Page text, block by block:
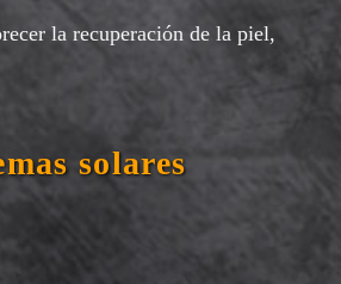
la recuperación de la piel,
solares